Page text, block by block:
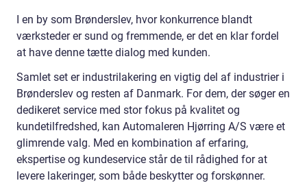
I en by som Brønderslev, hvor konkurrence blandt
værksteder er sund og fremmende, er det en klar fordel
at have denne tætte dialog med kunden.
Samlet set er industrilakering en vigtig del af industrier i
Brønderslev og resten af Danmark. For dem, der søger en
dedikeret service med stor fokus på kvalitet og
kundetilfredshed, kan Automaleren Hjørring A/S være et
glimrende valg. Med en kombination af erfaring,
ekspertise og kundeservice står de til rådighed for at
levere lakeringer, som både beskytter og forskønner.